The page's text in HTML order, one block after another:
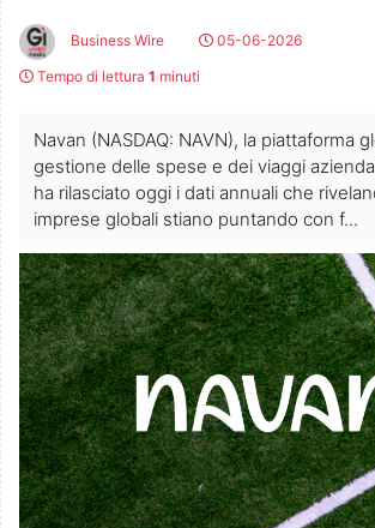
Business Wire
05-06-2026
Tempo di lettura 1 minuti
Navan (NASDAQ: NAVN), la piattaforma
gestione delle spese e dei viaggi
ha rilasciato oggi i dati annuali che
imprese globali stiano puntando con f...